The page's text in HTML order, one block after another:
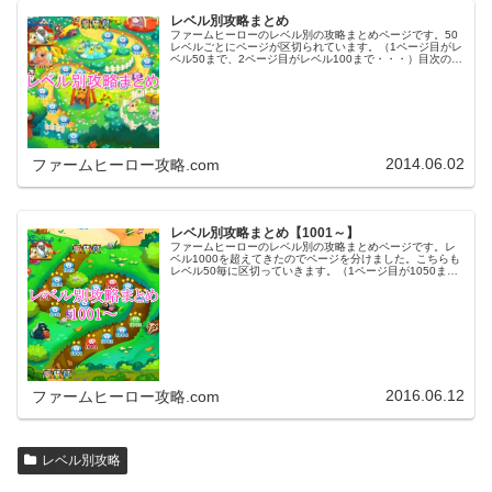
レベル別攻略まとめ
ファームヒーローのレベル別の攻略まとめページです。50
レベルごとにページが区切られています。（1ページ目がレ
ベル50まで、2ページ目がレベル100まで・・・）目次のリ
ファームヒーロー攻略.com 2014.06.02
レベル別攻略まとめ【1001～】
ファームヒーローのレベル別の攻略まとめページです。レ
ベル1000を超えてきたのでページを分けました。こちらも
レベル50毎に区切っていきます。（1ページ目が1050ま
ファームヒーロー攻略.com 2016.06.12
レベル別攻略